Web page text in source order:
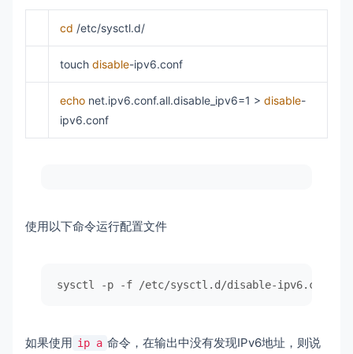
cd /etc/sysctl.d/
touch disable-ipv6.conf
echo net.ipv6.conf.all.disable_ipv6=1 > disable-
ipv6.conf
使用以下命令运行配置文件
sysctl -p -f /etc/sysctl.d/disable-ipv6.conf
如果使用 ip a 命令，在输出中没有发现IPv6地址，则说